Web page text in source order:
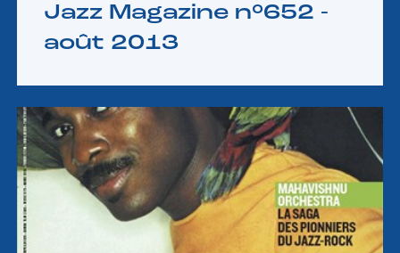
Jazz Magazine n°652 -
août 2013